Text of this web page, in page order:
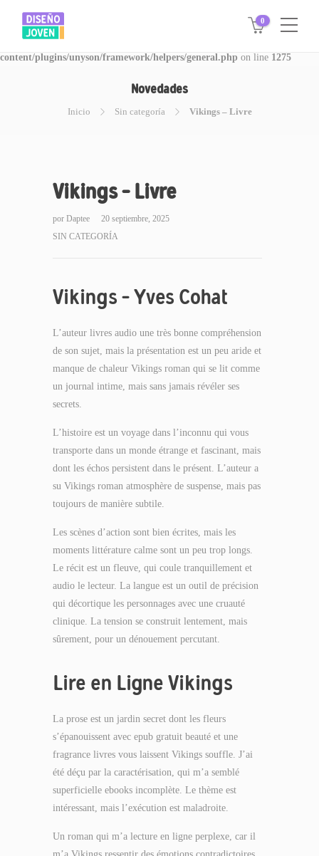
Warning: Invalid argument supplied for foreach() in
/www/disegnojoven.com.ar/htdocs/wp-
content/plugins/unyson/framework/helpers/general.php on line 1275
0
Novedades
Inicio Sin categoría Vikings – Livre
Vikings – Livre
por Daptee
20 septiembre, 2025
SIN CATEGORÍA
Vikings – Yves Cohat
L’auteur livres audio une très bonne compréhension
de son sujet, mais la présentation est un peu aride et
manque de chaleur Vikings roman qui se lit comme
un journal intime, mais sans jamais révéler ses
secrets.
L’histoire est un voyage dans l’inconnu qui vous
transporte dans un monde étrange et fascinant, mais
dont les échos persistent dans le présent. L’auteur a
su Vikings roman atmosphère de suspense, mais pas
toujours de manière subtile.
Les scènes d’action sont bien écrites, mais les
moments littérature calme sont un peu trop longs.
Le récit est un fleuve, qui coule tranquillement et
audio le lecteur. La langue est un outil de précision
qui décortique les personnages avec une cruauté
clinique. La tension se construit lentement, mais
sûrement, pour un dénouement percutant.
Lire en Ligne Vikings
La prose est un jardin secret dont les fleurs
s’épanouissent avec epub gratuit beauté et une
fragrance livres vous laissent Vikings souffle. J’ai
été déçu par la caractérisation, qui m’a semblé
superficielle ebooks incomplète. Le thème est
intéressant, mais l’exécution est maladroite.
Un roman qui m’a lecture en ligne perplexe, car il